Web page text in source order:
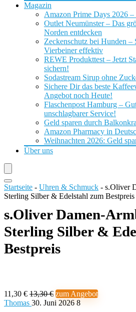
Magazin
Amazon Prime Days 2026
Outlet Neumünster – Das
Norden entdecken
Zeckenschutz bei Hunden –
Vierbeiner effektiv
REWE Produkttest – Jetzt
sichern!
Sodastream Sirup ohne
Sichere Dir das beste
Angebot noch Heute!
Flaschenpost Hamburg –
unschlagbarer Service!
Geld sparen durch
Amazon Pharmacy in
Weihnachten 2026: Geld
Über uns
Startseite - Uhren & Schmuck - s.Oliver
Sterling Silber & Edelstahl zum Bestpreis
s.Oliver Damen-
Sterling Silber &
Bestpreis
11,30 € 13,30 € zum Angebot
Thomas 30. Juni 2026 8